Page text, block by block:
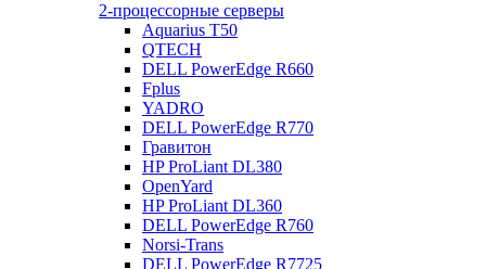
2-процессорные серверы
Aquarius T50
QTECH
DELL PowerEdge R660
Fplus
YADRO
DELL PowerEdge R770
Гравитон
HP ProLiant DL380
OpenYard
HP ProLiant DL360
DELL PowerEdge R760
Norsi-Trans
DELL PowerEdge R7725